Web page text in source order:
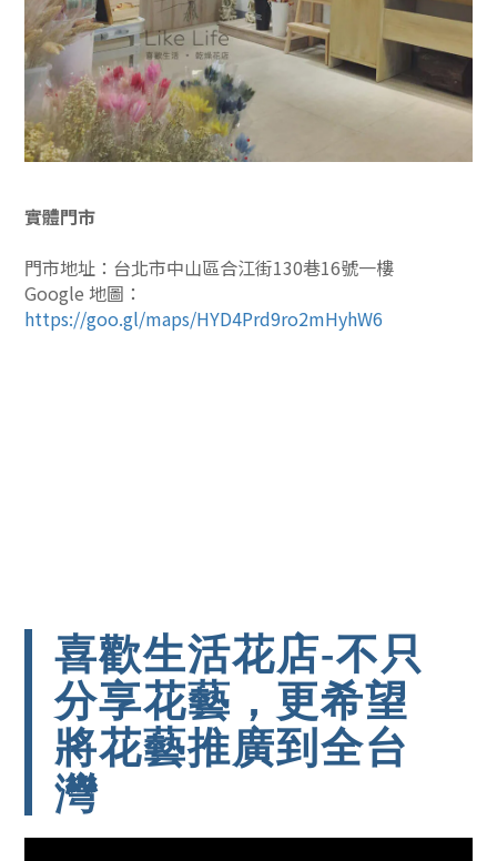
實體門市
門市地址：台北市中山區合江街130巷16號一樓
Google 地圖：
https://goo.gl/maps/HYD4Prd9ro2mHyhW6
喜歡生活花店-不只
分享花藝，更希望
將花藝推廣到全台
灣